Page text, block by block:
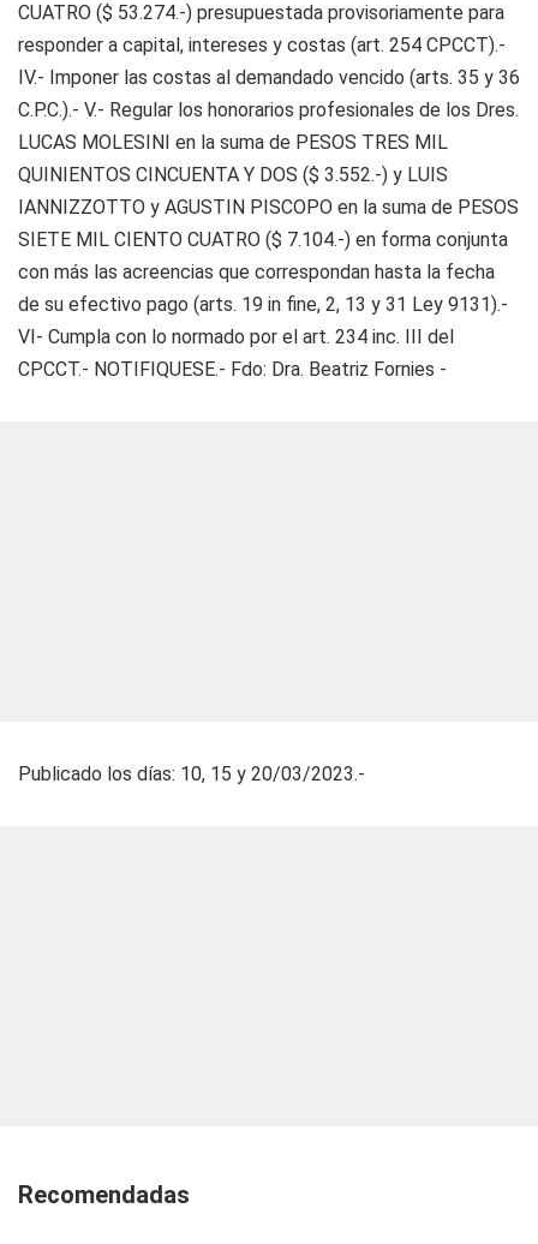
CUATRO ($ 53.274.-) presupuestada provisoriamente para
responder a capital, intereses y costas (art. 254 CPCCT).-
IV.- Imponer las costas al demandado vencido (arts. 35 y 36
C.P.C.).- V.- Regular los honorarios profesionales de los Dres.
LUCAS MOLESINI en la suma de PESOS TRES MIL
QUINIENTOS CINCUENTA Y DOS ($ 3.552.-) y LUIS
IANNIZZOTTO y AGUSTIN PISCOPO en la suma de PESOS
SIETE MIL CIENTO CUATRO ($ 7.104.-) en forma conjunta
con más las acreencias que correspondan hasta la fecha
de su efectivo pago (arts. 19 in fine, 2, 13 y 31 Ley 9131).-
VI- Cumpla con lo normado por el art. 234 inc. III del
CPCCT.- NOTIFIQUESE.- Fdo: Dra. Beatriz Fornies -
Publicado los días: 10, 15 y 20/03/2023.-
Recomendadas